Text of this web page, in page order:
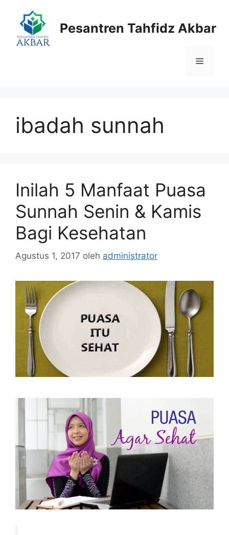
Pesantren Tahfidz Akbar
Menu
ibadah sunnah
Inilah 5 Manfaat Puasa
Sunnah Senin & Kamis
Bagi Kesehatan
Agustus 1, 2017 oleh administrator